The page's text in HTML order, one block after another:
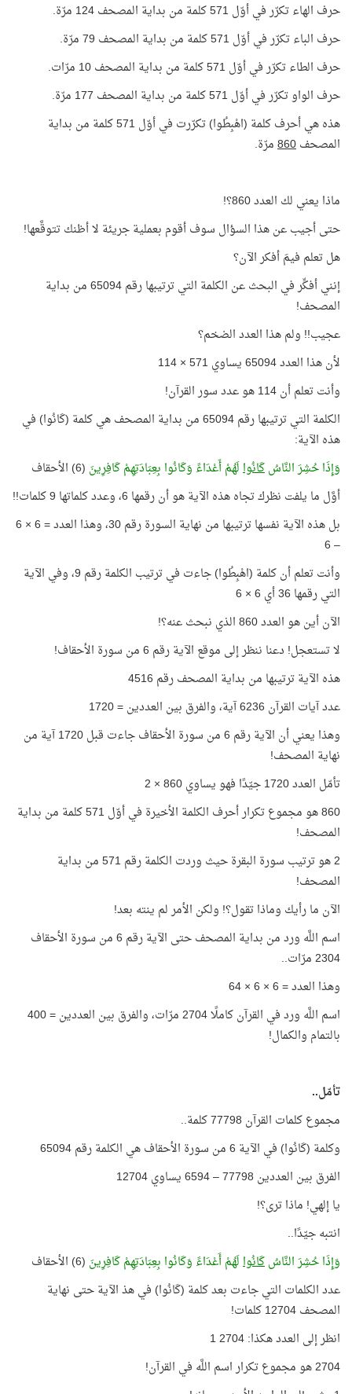
حرف الهاء تكرّر في أوّل 571 كلمة من بداية المصحف 124 مرّة.
حرف الباء تكرّر في أوّل 571 كلمة من بداية المصحف 79 مرّة.
حرف الطاء تكرّر في أوّل 571 كلمة من بداية المصحف 10 مرّات.
حرف الواو تكرّر في أوّل 571 كلمة من بداية المصحف 177 مرّة.
هذه هي أحرف كلمة (اهْبِطُوا) تكرّرت في أوّل 571 كلمة من بداية
المصحف860مرّة.
ماذا يعني لك العدد 860؟!
حتى أجيب عن هذا السؤال سوف أقوم بعملية جريئة لا أظنك تتوقَّعها!
هل تعلم فيمَ أفكر الآن؟
إنني أفكِّر في البحث عن الكلمة التي ترتيبها رقم 65094 من بداية
المصحف!
عجيب!! ولم هذا العدد الضخم؟
لأن هذا العدد 65094 يساوي 571 × 114
وأنت تعلم أن 114 هو عدد سور القرآن!
الكلمة التي ترتيبها رقم 65094 من بداية المصحف هي كلمة (كَانُوا) في
هذه الآية:
وَإِذَا حُشِرَ النَّاسُكَانُوالَهُمْ أَعْدَاءً وَكَانُوا بِعِبَادَتِهِمْ كَافِرِينَ (6) الأحقاف
أوَّل ما يلفت نظرك تجاه هذه الآية هو أن رقمها 6، وعدد كلماتها 9 كلمات!!
بل هذه الآية نفسها ترتيبها من نهاية السورة رقم 30، وهذا العدد = 6 × 6
– 6
وأنت تعلم أن كلمة (اهْبِطُوا) جاءت في ترتيب الكلمة رقم 9، وفي الآية
التي رقمها 36 أي 6 × 6
الآن أين هو العدد 860 الذي نبحث عنه؟!
لا تستعجل! دعنا ننظر إلى موقع الآية رقم 6 من سورة الأحقاف!
هذه الآية ترتيبها من بداية المصحف رقم 4516
عدد آيات القرآن 6236 آية، والفرق بين العددين = 1720
وهذا يعني أن الآية رقم 6 من سورة الأحقاف جاءت قبل 1720 آية من
نهاية المصحف!
تأمّل العدد 1720 جيّدًا فهو يساوي 860 × 2
860 هو مجموع تكرار أحرف الكلمة الأخيرة في أوّل 571 كلمة من بداية
المصحف!
2 هو ترتيب سورة البقرة حيث وردت الكلمة رقم 571 من بداية
المصحف!
الآن ما رأيك وماذا تقول؟! ولكن الأمر لم ينته بعد!
اسم اللَّه ورد من بداية المصحف حتى الآية رقم 6 من سورة الأحقاف
2304 مرّات..
وهذا العدد = 6 × 6 × 64
اسم اللَّه ورد في القرآن كاملًا 2704 مرّات، والفرق بين العددين = 400
بالتمام والكمال!
تأمّل..
مجموع كلمات القرآن 77798 كلمة..
وكلمة (كَانُوا) في الآية 6 من سورة الأحقاف هي الكلمة رقم 65094
الفرق بين العددين 77798 – 6594 يساوي 12704
يا إلهي! ماذا ترى؟!
انتبه جيّدًا..
وَإِذَا حُشِرَ النَّاسُكَانُوالَهُمْ أَعْدَاءً وَكَانُوا بِعِبَادَتِهِمْ كَافِرِينَ (6) الأحقاف
عدد الكلمات التي جاءت بعد كلمة (كَانُوا) في هذ الآية حتى نهاية
المصحف 12704 كلمات!
انظر إلى العدد هكذا: 2704 1
2704 هو مجموع تكرار اسم اللَّه في القرآن!